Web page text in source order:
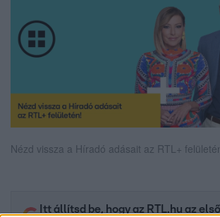
Nézd vissza a Híradó adásait az RTL+
Itt állítsd be, hogy az RTL.hu az